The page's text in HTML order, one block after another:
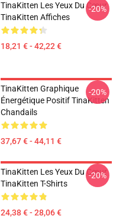
TinaKitten Les Yeux Du Cœur
TinaKitten Affiches
18,21 € - 42,22 €
-20%
TinaKitten Graphique
Énergétique Positif TinaKitten
Chandails
37,67 € - 44,11 €
-20%
TinaKitten Les Yeux Du Cœur
TinaKitten T-Shirts
24,38 € - 28,06 €
-20%